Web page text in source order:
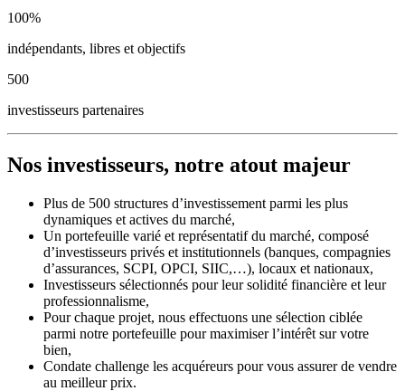
100%
indépendants, libres et objectifs
500
investisseurs partenaires
Nos investisseurs, notre atout majeur
Plus de 500 structures d’investissement parmi les plus
dynamiques et actives du marché,
Un portefeuille varié et représentatif du marché, composé
d’investisseurs privés et institutionnels (banques, compagnies
d’assurances, SCPI, OPCI, SIIC,…), locaux et nationaux,
Investisseurs sélectionnés pour leur solidité financière et leur
professionnalisme,
Pour chaque projet, nous effectuons une sélection ciblée
parmi notre portefeuille pour maximiser l’intérêt sur votre
bien,
Condate challenge les acquéreurs pour vous assurer de vendre
au meilleur prix.